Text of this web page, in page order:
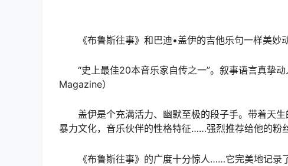
《布鲁斯往事》和巴迪•盖伊的吉他乐句一样美妙
“史上最佳20本音乐家自传之一”。叙事语言真挚
Magazine）
盖伊是个充满活力、幽默至极的段子手。带着天
暴力文化，音乐伙伴的性格特征……强烈推荐给他的粉
《布鲁斯往事》的广度十分惊人……它完美地记